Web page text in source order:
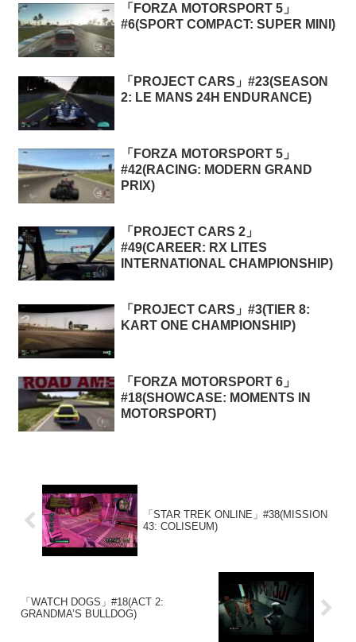
「FORZA MOTORSPORT 5」
#6(SPORT COMPACT: SUPER MINI)
「PROJECT CARS」#23(SEASON
2: LE MANS 24H ENDURANCE)
「FORZA MOTORSPORT 5」
#42(RACING: MODERN GRAND
PRIX)
「PROJECT CARS 2」
#49(CAREER: RX LITES
INTERNATIONAL CHAMPIONSHIP)
「PROJECT CARS」#3(TIER 8:
KART ONE CHAMPIONSHIP)
「FORZA MOTORSPORT 6」
#18(SHOWCASE: MOMENTS IN
MOTORSPORT)
「STAR TREK ONLINE」#38(MISSION
43: COLISEUM)
「WATCH DOGS」#18(ACT 2:
GRANDMA’S BULLDOG)